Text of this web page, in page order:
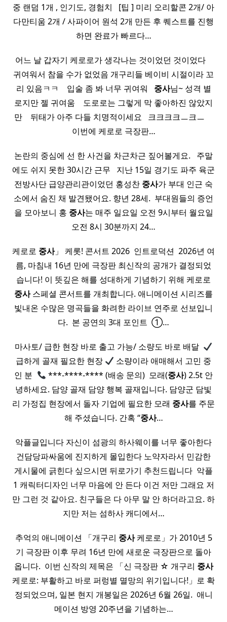
중 랜덤 1개 , 인기도, 경험치 ​ ​ [팁 ] 미리 오리할콘 2개/ 아
다만티움 2개 / 사파이어 원석 2개 만든 후 퀘스트를 진행
하면 완료가 빠르다…
어느 날 갑자기 케로로가 생각나는 것이었던 것이었다 ​ ​ ​
귀여워서 참을 수가 없었음 개구리들 베이비 시절이라 꼬
리 있음ㅋㅋ ​ ​ ​ 입술 좀 봐 너무 귀여워 ​ ​ 중사님~ 성격 별
로지만 젤 귀여움 ​ ​ ​ 도로로는 그렇게 막 좋아하진 않았지
만 ​ ​ ​ 뒤태가 아주 다들 치명적이세요 ​ ​ 크크크크ㅡ크ㅡ ​ ​ ​ ​
이번에 케로로 극장판…
논란의 중심에 선 한 사건을 차근차근 짚어볼게요. ​ ​ 주말
에도 쉬지 못한 30시간 근무 ​ ​ 지난 15일 경기도 파주 육군
전방사단 급양관리관이었던 홍성찬 중사가 부대 인근 숙
소에서 숨진 채 발견됐어요. 향년 28세. ​ 부대원들의 증언
을 모아보니 홍 중사는 매주 일요일 오전 9시부터 월요일
오전 8시 30분까지 24…
케로로 중사」 케롯! 콘서트 2026 ​ 인트로덕션 ​ 2026년 여
름, 마침내 16년 만에 극장판 최신작의 공개가 결정되었
습니다! 이 뜻깊은 해를 성대하게 기념하기 위해 케로로
중사스페셜 콘서트를 개최합니다. 애니메이션 시리즈를
빛내온 수많은 명곡들을 화려한 라이브 연주로 선보입니
다. ​ 본 공연의 3대 포인트 ​ ①…
마사토/ 급한 현장 바로 출고 가능/ 소량도 바로 배달 ​
급하게 골재 필요한 현장
소량이라 애매해서 고민 중
인 분 ​
***-****-**** (배송 문의) ​ 모래(중사) 2.5t 안
녕하세요. 담양 골재 담양 행복 골재입니다. 담양군 담빛
리 가정집 현장에서 돌자 기업에 필요한 모래 중사를 주문
해 주셨습니다. 간혹 “중사…
악플글입니다 자신이 섬광의 하사웨이를 너무 좋아한다
건담당파싸움에 진지하게 몰입한다 노약자라서 민감한
게시물에 긁힌다 싶으시면 뒤로가기 추천드립니다 ​ 악플
1 캐릭터디자인 너무 마음에 안 든다 이건 저만 그래요 저
만 그런 것 같아요. 친구들은 다 아무 말 안 하더라고요. 하
지만 저는 섬하사 캐디에서…
추억의 애니메이션 「개구리 중사케로로」가 2010년 5
기 극장판 이후 무려 16년 만에 새로운 극장판으로 돌아
옵니다. ​ 이번 신작의 제목은 「신 극장판 ☆ 개구리 중사
케로로: 부활하고 바로 퍼렁별 멸망의 위기입니다!」로 확
정되었으며, 일본 현지 개봉일은 2026년 6월 26일. ​ 애니
메이션 방영 20주년을 기념하는…